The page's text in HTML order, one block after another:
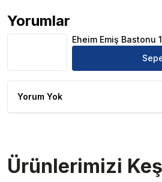
Yorumlar
Eheim Emiş Bastonu 12 - 16 mm
Eheim Emiş Bastonu
Yorum Yok
Ürünlerimizi